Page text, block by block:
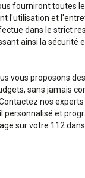
fourniront toutes
l'utilisation et
dans le strict
ainsi la sécurité
vous proposons
sans jamais
nos
personnalisé et
sur votre 112